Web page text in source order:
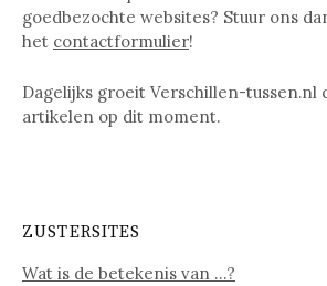
goedbezochte websites? Stuur ons
het contactformulier!
Dagelijks groeit Verschillen-tussen.nl
artikelen op dit moment.
ZUSTERSITES
Wat is de betekenis van …?